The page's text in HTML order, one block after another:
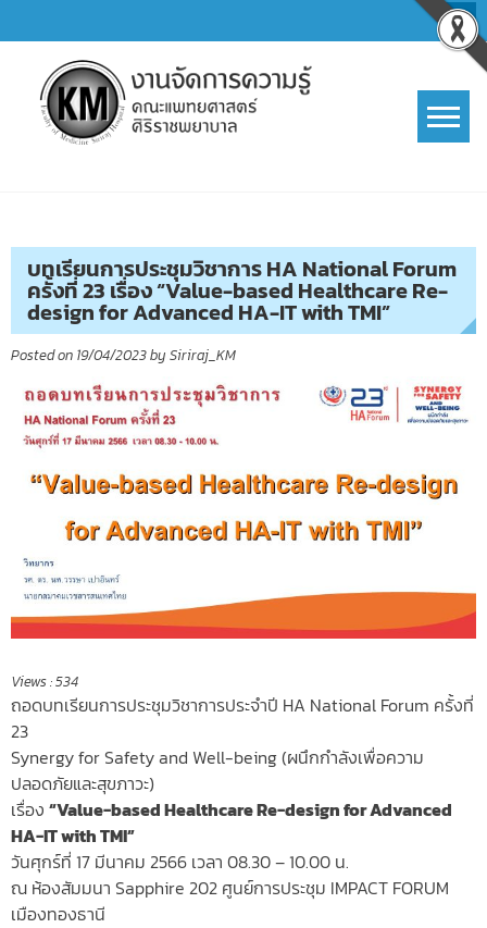
to
content
บทเรียนการประชุมวิชาการ HA National Forum
ครั้งที่ 23 เรื่อง “Value-based Healthcare Re-
design for Advanced HA-IT with TMI”
Posted on 19/04/2023by Siriraj_KM
Views :534
ถอดบทเรียนการประชุมวิชาการประจำปี HA National Forum ครั้งที่
23
Synergy for Safety and Well-being (ผนึกกำลังเพื่อความ
ปลอดภัยและสุขภาวะ)
เรื่อง “Value-based Healthcare Re-design for Advanced
HA-IT with TMI”
วันศุกร์ที่ 17 มีนาคม 2566 เวลา 08.30 – 10.00 น.
ณ ห้องสัมมนา Sapphire 202 ศูนย์การประชุม IMPACT FORUM
เมืองทองธานี